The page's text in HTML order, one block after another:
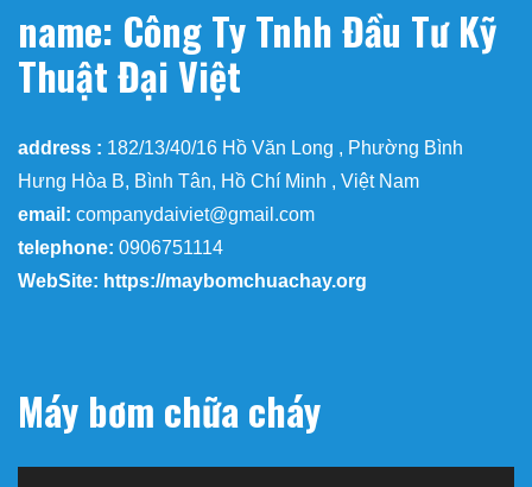
name: Công Ty Tnhh Đầu Tư Kỹ
Thuật Đại Việt
address : 182/13/40/16 Hồ Văn Long , Phường Bình
Hưng Hòa B, Bình Tân, Hồ Chí Minh , Việt Nam
email: companydaiviet@gmail.com
telephone: 0906751114
WebSite: https://maybomchuachay.org
Máy bơm chữa cháy